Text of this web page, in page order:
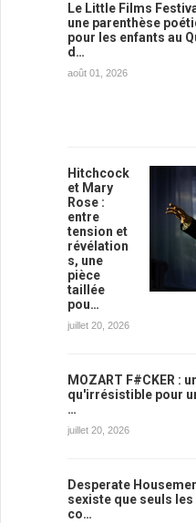
Le Little Films
une parenthèse
pour les enfants au
d…
août 01, 2026
Hitchcock
et Mary
Rose :
entre
tension et
révélation
s, une
pièce
taillée
pou…
juillet 20, 2026
MOZART F#CKER :
qu'irrésistible pour
…
juillet 20, 2026
Desperate
sexiste que seuls
co…